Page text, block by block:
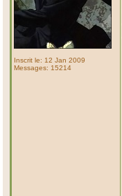
Inscrit le: 12 Jan 2009
Messages: 15214